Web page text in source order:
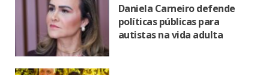
Daniela Carneiro defende
políticas públicas para
autistas na vida adulta